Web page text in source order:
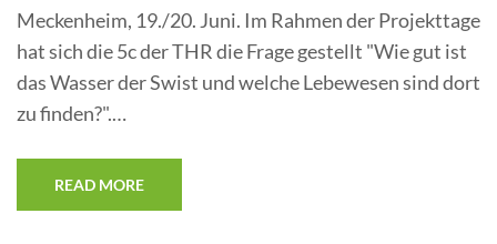
Meckenheim, 19./20. Juni. Im Rahmen der Projekttage
hat sich die 5c der THR die Frage gestellt "Wie gut ist
das Wasser der Swist und welche Lebewesen sind dort
zu finden?".…
READ MORE